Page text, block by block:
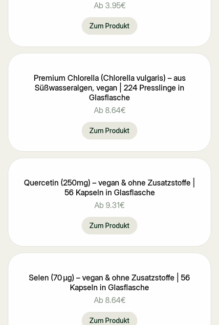
Ab 3.95€
Zum Produkt
Premium Chlorella (Chlorella vulgaris) – aus
Süßwasseralgen, vegan | 224 Presslinge in
Glasflasche
Ab 8.64€
Zum Produkt
Quercetin (250mg) – vegan & ohne Zusatzstoffe |
56 Kapseln in Glasflasche
Ab 9.31€
Zum Produkt
Selen (70 μg) – vegan & ohne Zusatzstoffe | 56
Kapseln in Glasflasche
Ab 8.64€
Zum Produkt